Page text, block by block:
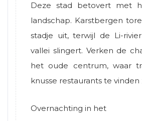
Deze stad betovert met
landschap. Karstbergen
stadje uit, terwijl de Li-
vallei slingert. Verken de
het oude centrum, waar
knusse restaurants te vinden
Overnachting in het